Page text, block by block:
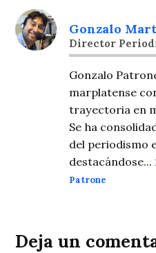
Gonzalo
Director
Gonzalo
marplatense
trayectoria en
Se ha
del periodismo
destacándose...
Patrone
Deja un